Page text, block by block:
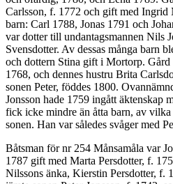
Carlsson, f. 1772 och gift med
barn: Carl 1788, Jonas 1791 och
var dotter till undantagsmannen Nils
Svensdotter. Av dessas många barn
och dottern Stina gift i Mortorp. Gård
1768, och dennes hustru Brita
sonen Peter, föddes 1800.
Jonsson hade 1759 ingått äktenskap
fick icke mindre än åtta barn, av vilka
sonen. Han var således svåger med
Båtsman för nr 254 Månsamåla var
1787 gift med Marta Persdotter, f.
Nilssons änka, Kierstin Persdotter, f.